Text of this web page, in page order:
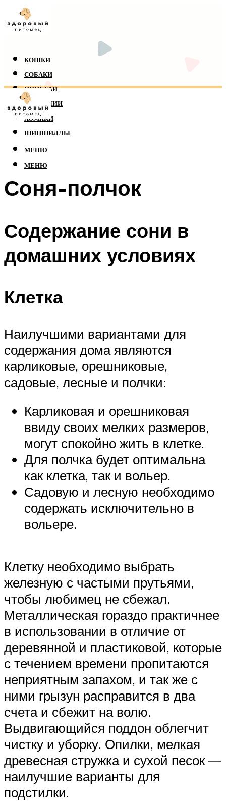
КОШКИ
СОБАКИ
ПОПУГАИ
РЕПТИЛИИ
ХОМЯКИ
ШИНШИЛЛЫ
МЕНЮ
МЕНЮ
Соня-полчок
Содержание сони в
домашних условиях
Клетка
Наилучшими вариантами для
содержания дома являются
карликовые, орешниковые,
садовые, лесные и полчки:
Карликовая и орешниковая
ввиду своих мелких размеров,
могут спокойно жить в клетке.
Для полчка будет оптимальна
как клетка, так и вольер.
Садовую и лесную необходимо
содержать исключительно в
вольере.
Клетку необходимо выбрать
железную с частыми прутьями,
чтобы любимец не сбежал.
Металлическая гораздо практичнее
в использовании в отличие от
деревянной и пластиковой, которые
с течением времени пропитаются
неприятным запахом, и так же с
ними грызун расправится в два
счета и сбежит на волю.
Выдвигающийся поддон облегчит
чистку и уборку. Опилки, мелкая
древесная стружка и сухой песок —
наилучшие варианты для
подстилки.